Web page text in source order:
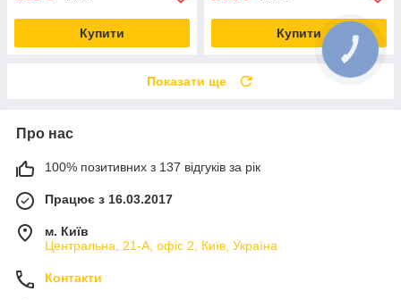
Купити Купити
Показати ще
Про нас
100% позитивних з 137 відгуків за рік
Працює з 16.03.2017
м. Київ
Центральна, 21-А, офіс 2, Київ, Україна
Контакти